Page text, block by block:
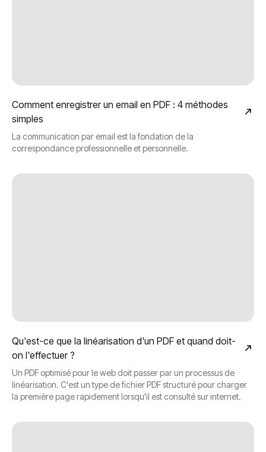
Comment enregistrer un email en PDF : 4 méthodes
simples
La communication par email est la fondation de la
correspondance professionnelle et personnelle.
Qu'est-ce que la linéarisation d'un PDF et quand doit-
on l'effectuer ?
Un PDF optimisé pour le web doit passer par un processus de
linéarisation. C'est un type de fichier PDF structuré pour charger
la première page rapidement lorsqu'il est consulté sur internet.